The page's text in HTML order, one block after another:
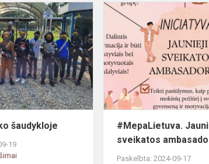
Pratybos
lauko
šaudykloje
šaudykloje
19
#MepaLietuva.
sveikatos
Paskelbta: 2024-09-17